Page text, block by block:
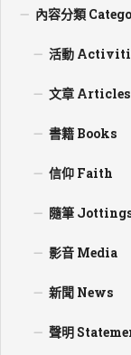
內容分類
活動
文章 Articles
書籍 Books
信仰 Faith
隨筆
影音 Media
新聞 News
聲明